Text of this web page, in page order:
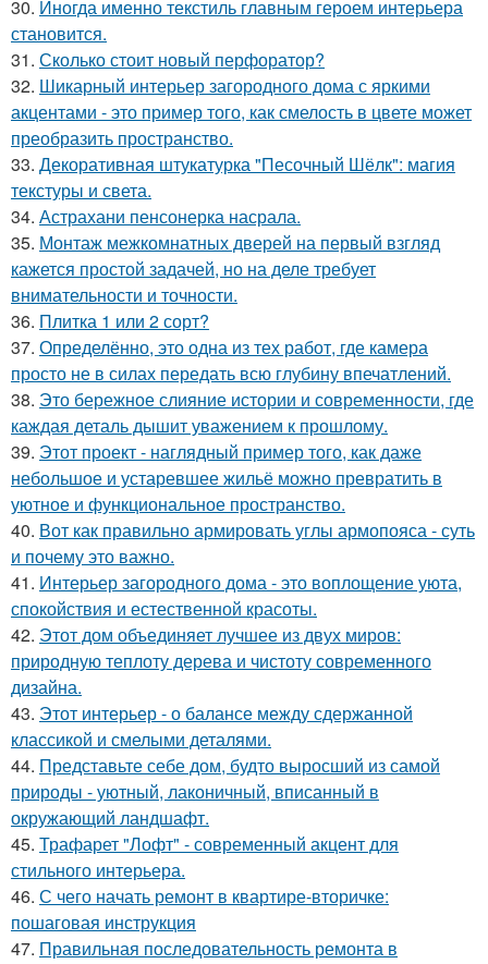
30. Иногда именно текстиль главным героем интерьера
становится.
31. Сколько стоит новый перфоратор?
32. Шикарный интерьер загородного дома с яркими
акцентами - это пример того, как смелость в цвете может
преобразить пространство.
33. Декоративная штукатурка "Песочный Шёлк": магия
текстуры и света.
34. Астрахани пенсонерка насрала.
35. Монтаж межкомнатных дверей на первый взгляд
кажется простой задачей, но на деле требует
внимательности и точности.
36. Плитка 1 или 2 сорт?
37. Определённо, это одна из тех работ, где камера
просто не в силах передать всю глубину впечатлений.
38. Это бережное слияние истории и современности, где
каждая деталь дышит уважением к прошлому.
39. Этот проект - наглядный пример того, как даже
небольшое и устаревшее жильё можно превратить в
уютное и функциональное пространство.
40. Вот как правильно армировать углы армопояса - суть
и почему это важно.
41. Интерьер загородного дома - это воплощение уюта,
спокойствия и естественной красоты.
42. Этот дом объединяет лучшее из двух миров:
природную теплоту дерева и чистоту современного
дизайна.
43. Этот интерьер - о балансе между сдержанной
классикой и смелыми деталями.
44. Представьте себе дом, будто выросший из самой
природы - уютный, лаконичный, вписанный в
окружающий ландшафт.
45. Трафарет "Лофт" - современный акцент для
стильного интерьера.
46. С чего начать ремонт в квартире-вторичке:
пошаговая инструкция
47. Правильная последовательность ремонта в